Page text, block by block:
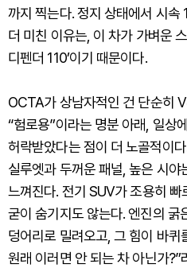
까지 찍는다. 정지 상태에서 시
더 미친 이유는, 이 차가 가벼운
디펜더 110’이기 때문이다.
OCTA가 상남자적인 건 단순히
“험로용”이라는 명분 아래, 일상
허락받았다는 점이 더 노골적이
실루엣과 두꺼운 패널, 높은 시야
느껴진다. 전기 SUV가 조용히
굳이 숨기지도 않는다. 엔진의 굵
덩어리로 밀려오고, 그 힘이 바퀴
원래 이러면 안 되는 차 아닌가?”